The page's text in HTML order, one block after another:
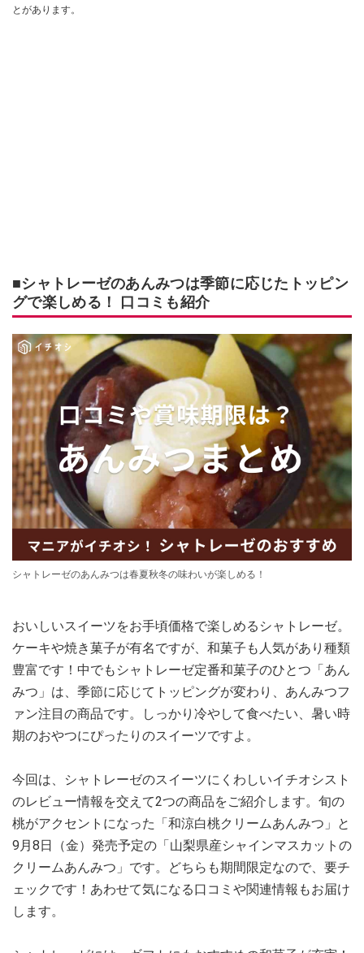
とがあります。
■シャトレーゼのあんみつは季節に応じたトッピン
グで楽しめる！ 口コミも紹介
シャトレーゼのあんみつは春夏秋冬の味わいが楽しめる！
おいしいスイーツをお手頃価格で楽しめるシャトレーゼ。
ケーキや焼き菓子が有名ですが、和菓子も人気があり種類
豊富です！中でもシャトレーゼ定番和菓子のひとつ「あん
みつ」は、季節に応じてトッピングが変わり、あんみつフ
ァン注目の商品です。しっかり冷やして食べたい、暑い時
期のおやつにぴったりのスイーツですよ。
今回は、シャトレーゼのスイーツにくわしいイチオシスト
のレビュー情報を交えて2つの商品をご紹介します。旬の
桃がアクセントになった「和涼白桃クリームあんみつ」と
9月8日（金）発売予定の「山梨県産シャインマスカットの
クリームあんみつ」です。どちらも期間限定なので、要チ
ェックです！あわせて気になる口コミや関連情報もお届け
します。